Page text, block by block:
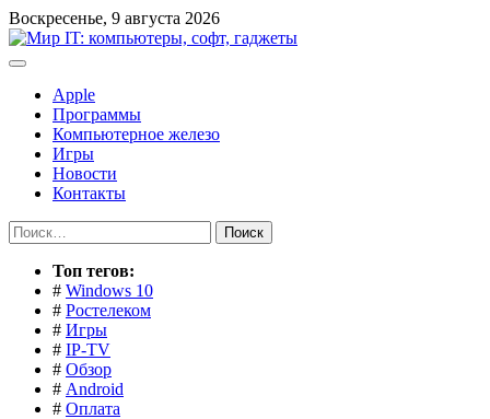
Перейти
к
содержимому
Воскресенье, 9 августа 2026
Apple
Программы
Компьютерное железо
Игры
Новости
Контакты
Найти:
Toп тегов:
# Windows 10
# Ростелеком
# Игры
# IP-TV
# Обзор
# Android
# Оплата